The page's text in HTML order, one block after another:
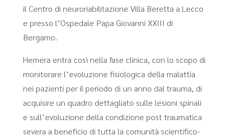
il Centro di neuroriabilitazione Villa Beretta a Lecco
e presso l’Ospedale Papa Giovanni XXIII di
Bergamo.
Hemera entra così nella fase clinica, con lo scopo di
monitorare l’evoluzione fisiologica della malattia
nei pazienti per il periodo di un anno dal trauma, di
acquisire un quadro dettagliato sulle lesioni spinali
e sull’evoluzione della condizione post traumatica
severa a beneficio di tutta la comunità scientifico-